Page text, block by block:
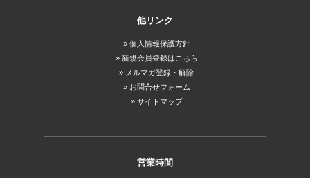
他リンク
個人情報保護方針
新規会員登録はこちら
メルマガ登録・解除
お問合せフォーム
サイトマップ
営業時間